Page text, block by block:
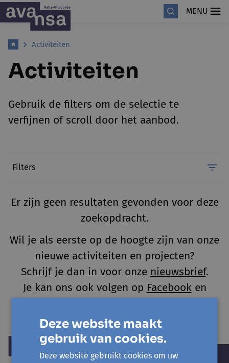
MENU
Activiteiten
Activiteiten
Gebruik de filters om de selectie te
verfijnen of scroll door het aanbod.
Filters
Er zijn geen resultaten gevonden voor deze
zoekopdracht.
Wil je als eerste op de hoogte zijn van onze
nieuwe activiteiten en projecten?
Schrijf je dan in voor onze nieuwsbrief.
Je kan ons ook volgen op Facebooken
Deze website maakt
gebruik van cookies.
Deze website gebruikt cookies om uw